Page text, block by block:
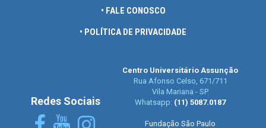
• FALE CONOSCO
• POLÍTICA DE PRIVACIDADE
Redes Sociais
Centro Universitário Assunção
Rua Afonso Celso, 671/711
Vila Mariana - SP
Whatsapp: (11) 5087.0187
Fundação São Paulo